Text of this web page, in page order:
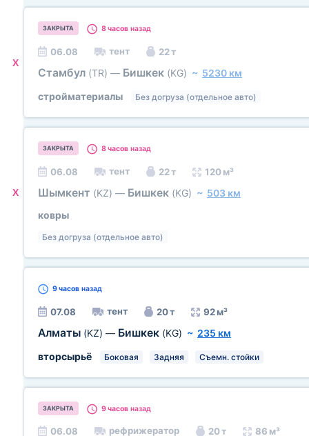
X
ЗАКРЫТА 8 часов назад
06.08 тент 22 т
Стамбул (TR) — Бишкек (KG) ~ 5230 км
стройматериалы
Без догруза (отдельное авто)
X
ЗАКРЫТА 8 часов назад
06.08 тент 22 т 120 м³
Шымкент (KZ) — Бишкек (KG) ~ 503 км
ковры
Без догруза (отдельное авто)
9 часов назад
07.08 тент 20 т 92 м³
Алматы (KZ) — Бишкек (KG) ~ 235 км
вторсырьё
Боковая Задняя Съемн. стойки
ЗАКРЫТА 9 часов назад
06.08 рефрижератор 20 т 86 м³